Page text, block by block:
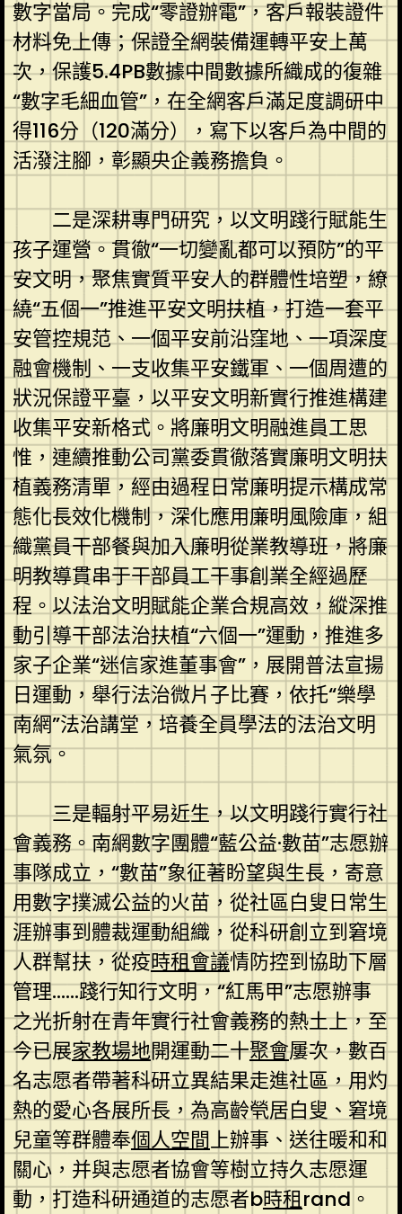
數字當局。完成“零證辦電”，客戶報裝證件
材料免上傳；保證全網裝備運轉平安上萬
次，保護5.4PB數據中間數據所織成的復雜
“數字毛細血管”，在全網客戶滿足度調研中
得116分（120滿分），寫下以客戶為中間的
活潑注腳，彰顯央企義務擔負。
二是深耕專門研究，以文明踐行賦能生
孩子運營。貫徹“一切變亂都可以預防”的平
安文明，聚焦實質平安人的群體性培塑，繚
繞“五個一”推進平安文明扶植，打造一套平
安管控規范、一個平安前沿窪地、一項深度
融會機制、一支收集平安鐵軍、一個周遭的
狀況保證平臺，以平安文明新實行推進構建
收集平安新格式。將廉明文明融進員工思
惟，連續推動公司黨委貫徹落實廉明文明扶
植義務清單，經由過程日常廉明提示構成常
態化長效化機制，深化應用廉明風險庫，組
織黨員干部餐與加入廉明從業教導班，將廉
明教導貫串于干部員工干事創業全經過歷
程。以法治文明賦能企業合規高效，縱深推
動引導干部法治扶植“六個一”運動，推進多
家子企業“迷信家進董事會”，展開普法宣揚
日運動，舉行法治微片子比賽，依托“樂學
南網”法治講堂，培養全員學法的法治文明
氣氛。
三是輻射平易近生，以文明踐行實行社
會義務。南網數字團體“藍公益·數苗”志愿辦
事隊成立，“數苗”象征著盼望與生長，寄意
用數字撲滅公益的火苗，從社區白叟日常生
涯辦事到體裁運動組織，從科研創立到窘境
人群幫扶，從疫時租會議情防控到協助下層
管理……踐行知行文明，“紅馬甲”志愿辦事
之光折射在青年實行社會義務的熱土上，至
今已展家教場地開運動二十聚會屢次，數百
名志愿者帶著科研立異結果走進社區，用灼
熱的愛心各展所長，為高齡煢居白叟、窘境
兒童等群體奉個人空間上辦事、送往暖和和
關心，并與志愿者協會等樹立持久志愿運
動，打造科研通道的志愿者b時租rand。